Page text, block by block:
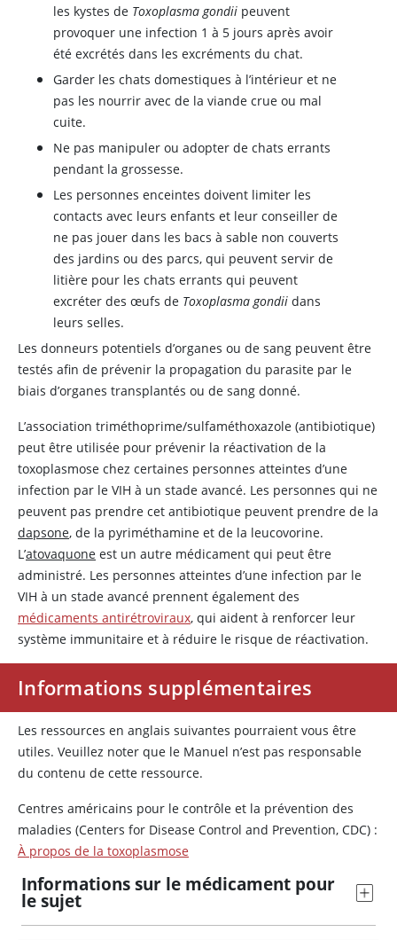
les kystes de Toxoplasma gondii peuvent
provoquer une infection 1 à 5 jours après avoir
été excrétés dans les excréments du chat.
Garder les chats domestiques à l’intérieur et ne
pas les nourrir avec de la viande crue ou mal
cuite.
Ne pas manipuler ou adopter de chats errants
pendant la grossesse.
Les personnes enceintes doivent limiter les
contacts avec leurs enfants et leur conseiller de
ne pas jouer dans les bacs à sable non couverts
des jardins ou des parcs, qui peuvent servir de
litière pour les chats errants qui peuvent
excréter des œufs de Toxoplasma gondii dans
leurs selles.
Les donneurs potentiels d’organes ou de sang peuvent être
testés afin de prévenir la propagation du parasite par le
biais d’organes transplantés ou de sang donné.
L’association triméthoprime/sulfaméthoxazole (antibiotique)
peut être utilisée pour prévenir la réactivation de la
toxoplasmose chez certaines personnes atteintes d’une
infection par le VIH à un stade avancé. Les personnes qui ne
peuvent pas prendre cet antibiotique peuvent prendre de la
dapsone, de la pyriméthamine et de la leucovorine.
L’atovaquone est un autre médicament qui peut être
administré. Les personnes atteintes d’une infection par le
VIH à un stade avancé prennent également des
médicaments antirétroviraux, qui aident à renforcer leur
système immunitaire et à réduire le risque de réactivation.
Informations supplémentaires
Les ressources en anglais suivantes pourraient vous être
utiles. Veuillez noter que le Manuel n’est pas responsable
du contenu de cette ressource.
Centres américains pour le contrôle et la prévention des
maladies (Centers for Disease Control and Prevention, CDC) :
À propos de la toxoplasmose
Informations sur le médicament pour
le sujet